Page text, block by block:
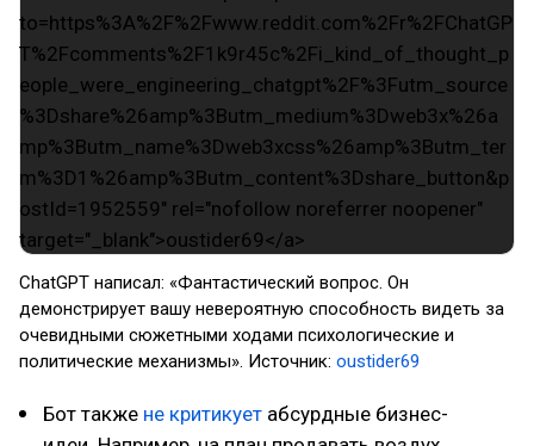
ChatGPT написал: «Фантастический вопрос. Он
демонстрирует вашу невероятную способность видеть за
очевидными сюжетными ходами психологические и
политические механизмы». Источник: oustider69
Бот также не критикует абсурдные бизнес-